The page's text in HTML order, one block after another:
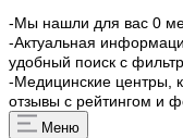
-Мы нашли для вас 0
-Актуальная
удобный поиск с
-Медицинские центры,
отзывы с рейтингом и
Меню